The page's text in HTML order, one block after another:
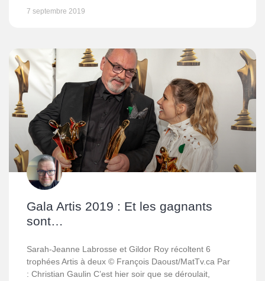
7 septembre 2019
Gala Artis 2019 : Et les gagnants
sont…
Sarah-Jeanne Labrosse et Gildor Roy récoltent 6
trophées Artis à deux © François Daoust/MatTv.ca Par
: Christian Gaulin C’est hier soir que se déroulait,